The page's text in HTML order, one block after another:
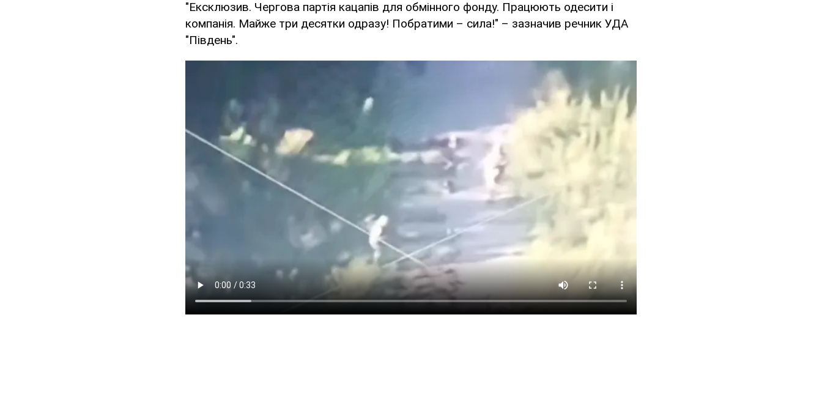
"Ексклюзив. Чергова партія кацапів для обмінного фонду. Працюють одесити і
компанія. Майже три десятки одразу! Побратими – сила!" – зазначив речник УДА
"Південь".